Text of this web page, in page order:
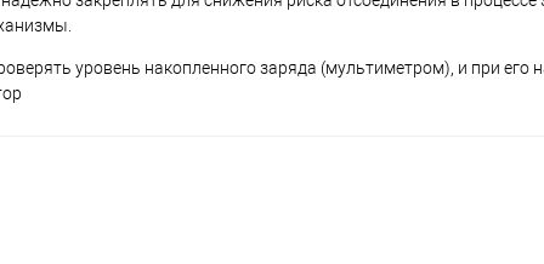
уровень накопленного заряда (мультиметром), и при его